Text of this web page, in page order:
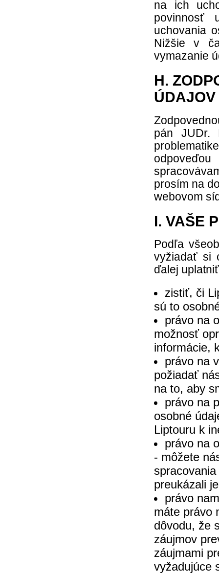
na ich
povinnosť
uchovania
Nižšie v
vymazanie
H.
ÚDAJOV
pán JUDr.
prosím na
webovom
I. VAŠE
Podľa
vyžiadať si
ďalej
zistiť, či
sú to
právo na
možnosť
informácie,
právo na
požiadať
na to, aby
právo na
osobné
Liptouru k
právo na
- môžete
preukázali
právo
máte právo
dôvodu, že
záujmov
záujmami
vyžadujúce